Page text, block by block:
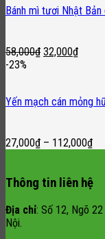
Bánh mì tươi Nhật
58,000₫ Original
32,000₫Current
-23%
Yến mạch cán mỏng
27,000₫– 112,000₫
Thông tin liên hệ
Địa chỉ: Số 12, Ngõ
Nội.